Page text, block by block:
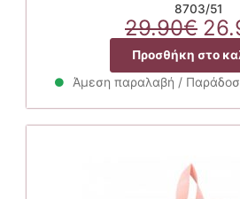
8703/51
29.90€
Προσθήκη στο
Άμεση παραλαβή /